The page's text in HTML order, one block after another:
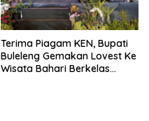
Terima Piagam KEN, Bupati
Buleleng Gemakan Lovest Ke
Wisata Bahari Berkelas